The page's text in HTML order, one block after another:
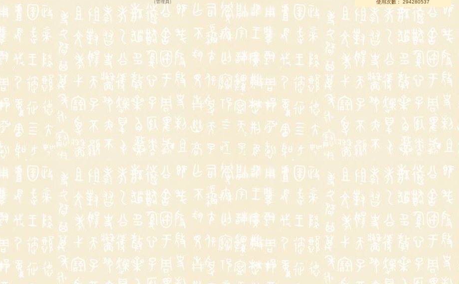
（管理員 ）
使用次數： 294280537